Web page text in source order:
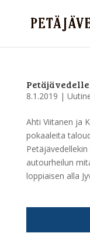
8.1.2019 |
Ahti Viitanen ja
pokaaleita
autourheilun
loppiaisen alla